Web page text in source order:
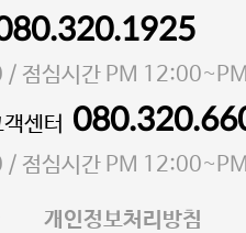
정보관리책임자 김상현
구 마포대로4다길 41 마포
서울마포-3931호
58242
/ 점심시간 PM
센터
/ 점심시간 PM
개인정보처리방침